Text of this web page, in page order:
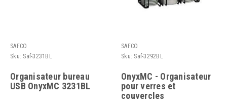
SAFCO
Sku: Saf-3231BL
Organisateur bureau
USB OnyxMC 3231BL
SAFCO
Sku: Saf-3292BL
OnyxMC - Organisateur
pour verres et
couvercles